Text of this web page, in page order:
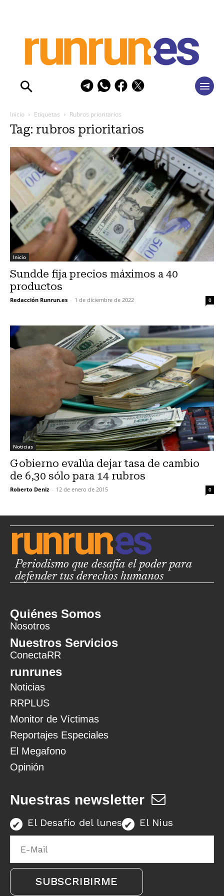
Inicio Etiquetas Rubros prioritarios
Tag: rubros prioritarios
Inicio
Sundde fija precios máximos a 40
productos
Redacción Runrun.es - 1 de diciembre de 2022 0
Noticias
Gobierno evalúa dejar tasa de cambio
de 6,30 sólo para 14 rubros
Roberto Deniz - 12 de enero de 2015 0
Periodismo que desafía el poder para
defender tus derechos humanos
Quiénes Somos
Nosotros
Nuestros Servicios
ConectaRR
runrunes
Noticias
RRPLUS
Monitor de Víctimas
Reportajes Especiales
El Megafono
Opinión
Nuestras newsletter
El Desafío del lunes El Nius